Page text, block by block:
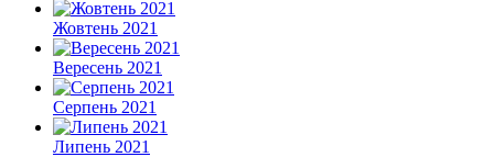
Жовтень 2021
Вересень 2021
Серпень 2021
Липень 2021